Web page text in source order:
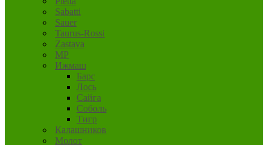
Sabatti
Sauer
Taurus-Rossi
Zastava
MP
Ижмаш
Барс
Лось
Сайга
Соболь
Тигр
Калашников
Молот